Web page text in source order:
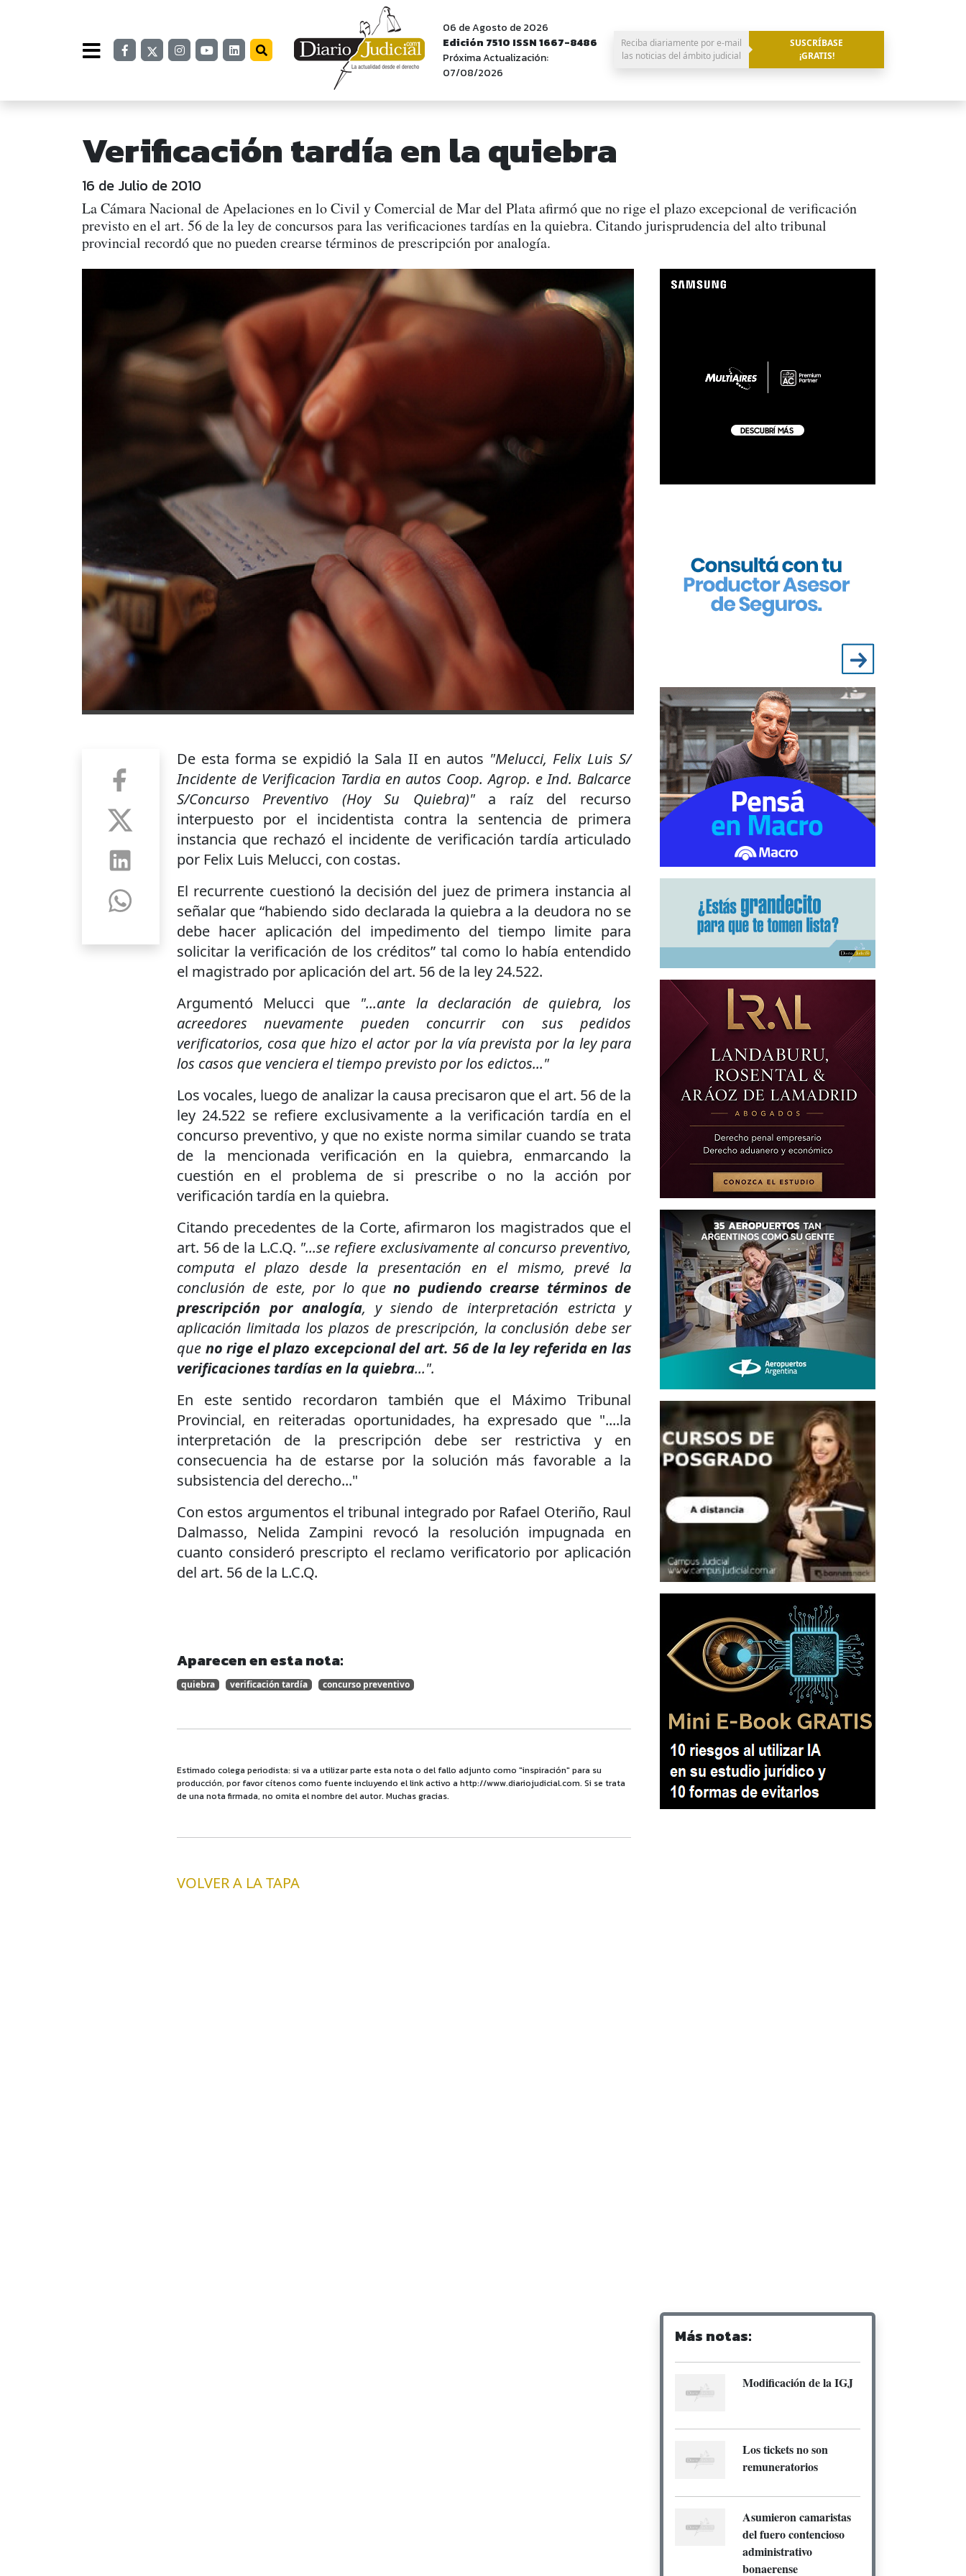
06 de Agosto de 2026
Edición 7510 ISSN 1667-8486
Próxima Actualización:
07/08/2026
Reciba diariamente por e-mail
las noticias del ámbito judicial
SUSCRÍBASE
¡GRATIS!
Verificación tardía en la quiebra
16 de Julio de 2010
La Cámara Nacional de Apelaciones en lo Civil y Comercial de Mar del Plata afirmó que no rige el plazo excepcional de verificación
previsto en el art. 56 de la ley de concursos para las verificaciones tardías en la quiebra. Citando jurisprudencia del alto tribunal
provincial recordó que no pueden crearse términos de prescripción por analogía.
De esta forma se expidió la Sala II en autos "Melucci, Felix Luis S/
Incidente de Verificacion Tardia en autos Coop. Agrop. e Ind. Balcarce
S/Concurso Preventivo (Hoy Su Quiebra)"a raíz del recurso
interpuesto por el incidentista contra la sentencia de primera
instancia que rechazó el incidente de verificación tardía articulado
por Felix Luis Melucci, con costas.
El recurrente cuestionó la decisión del juez de primera instancia al
señalar que “habiendo sido declarada la quiebra a la deudora no se
debe hacer aplicación del impedimento del tiempo limite para
solicitar la verificación de los créditos” tal como lo había entendido
el magistrado por aplicación del art. 56 de la ley 24.522.
Argumentó Melucci que "...ante la declaración de quiebra, los
acreedores nuevamente pueden concurrir con sus pedidos
verificatorios, cosa que hizo el actor por la vía prevista por la ley para
los casos que venciera el tiempo previsto por los edictos..."
Los vocales, luego de analizar la causa precisaron que el art. 56 de la
ley 24.522 se refiere exclusivamente a la verificación tardía en el
concurso preventivo, y que no existe norma similar cuando se trata
de la mencionada verificación en la quiebra, enmarcando la
cuestión en el problema de si prescribe o no la acción por
verificación tardía en la quiebra.
Citando precedentes de la Corte, afirmaron los magistrados que el
art. 56 de la L.C.Q. "...se refiere exclusivamente al concurso preventivo,
computa el plazo desde la presentación en el mismo, prevé la
conclusión de este, por lo queno pudiendo crearse términos de
prescripción por analogía, y siendo de interpretación estricta y
aplicación limitada los plazos de prescripción, la conclusión debe ser
que no rige el plazo excepcional del art. 56 de la ley referida en las
verificaciones tardías en la quiebra...".
En este sentido recordaron también que el Máximo Tribunal
Provincial, en reiteradas oportunidades, ha expresado que "....la
interpretación de la prescripción debe ser restrictiva y en
consecuencia ha de estarse por la solución más favorable a la
subsistencia del derecho..."
Con estos argumentos el tribunal integrado por Rafael Oteriño, Raul
Dalmasso, Nelida Zampini revocó la resolución impugnada en
cuanto consideró prescripto el reclamo verificatorio por aplicación
del art. 56 de la L.C.Q.
Aparecen en esta nota:
quiebra verificación tardía concurso preventivo
Estimado colega periodista: si va a utilizar parte esta nota o del fallo adjunto como "inspiración" para su
producción, por favor cítenos como fuente incluyendo el link activo a http://www.diariojudicial.com. Si se trata
de una nota firmada, no omita el nombre del autor. Muchas gracias.
VOLVER A LA TAPA
Más notas:
Modificación de la IGJ
Los tickets no son
remuneratorios
Asumieron camaristas
del fuero contencioso
administrativo
bonaerense